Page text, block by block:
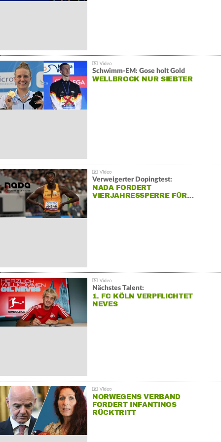
Schwimm-EM: Gose holt Gold
WELLBROCK NUR SIEBTER
Verweigerter Dopingtest:
NADA FORDERT
VIERJAHRESSPERRE FÜR…
Nächstes Talent:
1. FC KÖLN VERPFLICHTET
NEVES
NORWEGENS VERBAND
FORDERT INFANTINOS
RÜCKTRITT